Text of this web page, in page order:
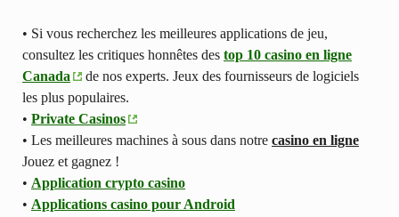
• Si vous recherchez les meilleures applications de jeu,
consultez les critiques honnêtes des top 10 casino en ligne
Canada
de nos experts. Jeux des fournisseurs de logiciels
les plus populaires.
• Private Casinos
• Les meilleures machines à sous dans notre casino en ligne
Jouez et gagnez !
• Application crypto casino
• Applications casino pour Android